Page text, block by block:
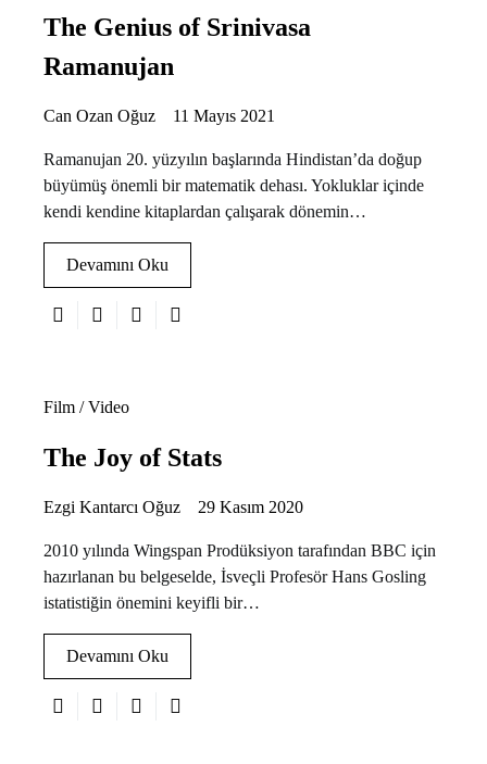
The Genius of Srinivasa
Ramanujan
Can Ozan Oğuz 11 Mayıs 2021
Ramanujan 20. yüzyılın başlarında Hindistan’da doğup
büyümüş önemli bir matematik dehası. Yokluklar içinde
kendi kendine kitaplardan çalışarak dönemin…
Devamını Oku
Film / Video
The Joy of Stats
Ezgi Kantarcı Oğuz 29 Kasım 2020
2010 yılında Wingspan Prodüksiyon tarafından BBC için
hazırlanan bu belgeselde, İsveçli Profesör Hans Gosling
istatistiğin önemini keyifli bir…
Devamını Oku